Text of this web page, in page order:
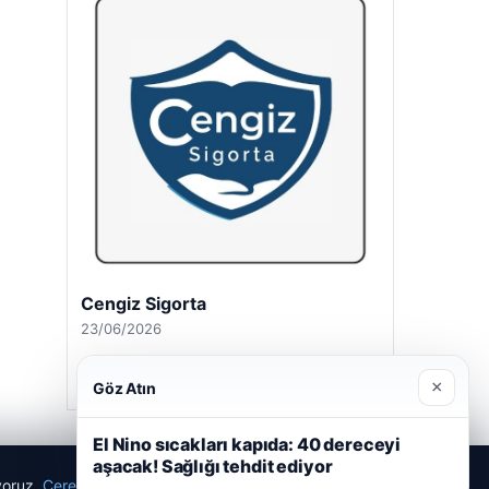
Cengiz Sigorta
23/06/2026
Çerez Politikamız
Göz Atın ×
El Nino sıcakları kapıda: 40 dereceyi
aşacak! Sağlığı tehdit ediyor